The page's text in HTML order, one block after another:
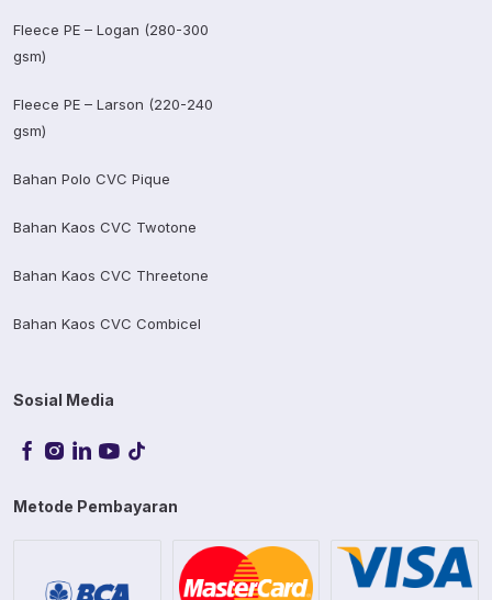
Fleece PE – Logan (280-300
gsm)
Fleece PE – Larson (220-240
gsm)
Bahan Polo CVC Pique
Bahan Kaos CVC Twotone
Bahan Kaos CVC Threetone
Bahan Kaos CVC Combicel
Sosial Media
Metode Pembayaran